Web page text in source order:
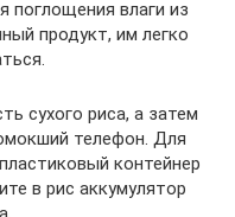
поглощения влаги из
продукт, им легко
сухого риса, а затем
телефон. Для
контейнер
в рис аккумулятор